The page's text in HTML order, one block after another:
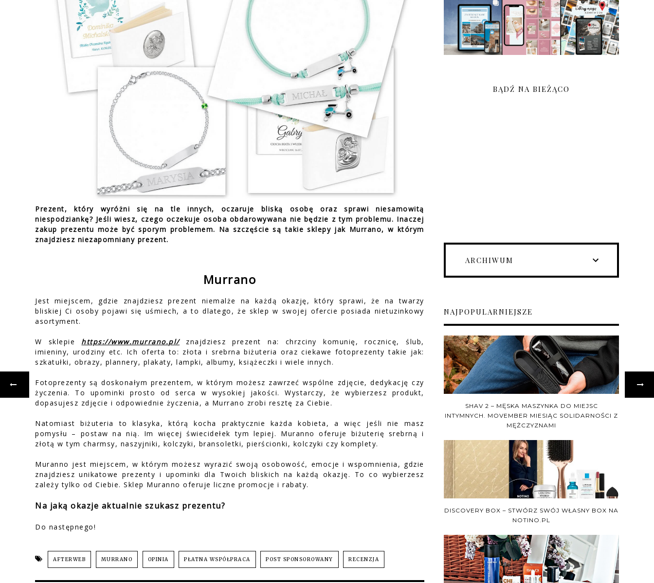
Prezent, który wyróżni się na tle innych, oczaruje bliską osobę oraz sprawi niesamowitą
niespodziankę? Jeśli wiesz, czego oczekuje osoba obdarowywana nie będzie z tym problemu. Inaczej
zakup prezentu może być sporym problemem. Na szczęście są takie sklepy jak Murrano, w którym
znajdziesz niezapomniany prezent.
Murrano
Jest miejscem, gdzie znajdziesz prezent niemalże na każdą okazję, który sprawi, że na twarzy
bliskiej Ci osoby pojawi się uśmiech, a to dlatego, że sklep w swojej ofercie posiada nietuzinkowy
asortyment.
W sklepie https://www.murrano.pl/znajdziesz prezent na: chrzciny komunię, rocznicę, ślub,
imieniny, urodziny etc. Ich oferta to: złota i srebrna biżuteria oraz ciekawe fotoprezenty takie jak:
szkatułki, obrazy, plannery, plakaty, lampki, albumy, książeczki i wiele innych.
Fotoprezenty są doskonałym prezentem, w którym możesz zawrzeć wspólne zdjęcie, dedykację czy
życzenia. To upominki prosto od serca w wysokiej jakości. Wystarczy, że wybierzesz produkt,
dopasujesz zdjęcie i odpowiednie życzenia, a Murrano zrobi resztę za Ciebie.
Natomiast biżuteria to klasyka, którą kocha praktycznie każda kobieta, a więc jeśli nie masz
pomysłu – postaw na nią. Im więcej świecidełek tym lepiej. Muranno oferuje biżuterię srebrną i
złotą w tym charmsy, naszyjniki, kolczyki, bransoletki, pierścionki, kolczyki czy komplety.
Muranno jest miejscem, w którym możesz wyrazić swoją osobowość, emocje i wspomnienia, gdzie
znajdziesz unikatowe prezenty i upominki dla Twoich bliskich na każdą okazję. To co wybierzesz
zależy tylko od Ciebie. Sklep Muranno oferuje liczne promocje i rabaty.
Na jaką okazje aktualnie szukasz prezentu?
Do następnego!
AFTERWEB MURRANO OPINIA PŁATNA WSPÓŁPRACA POST SPONSOROWANY RECENZJA
BĄDŹ NA BIEŻĄCO
ARCHIWUM
NAJPOPULARNIEJSZE
SHAV 2 – MĘSKA MASZYNKA DO MIEJSC
INTYMNYCH. MOVEMBER MIESIĄC SOLIDARNOŚCI Z
MĘŻCZYZNAMI
DISCOVERY BOX – STWÓRZ SWÓJ WŁASNY BOX NA
NOTINO.PL